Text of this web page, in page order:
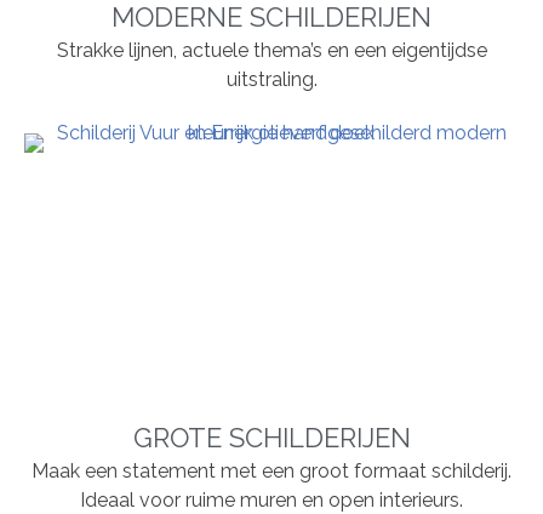
MODERNE SCHILDERIJEN
Strakke lijnen, actuele thema’s en een eigentijdse
uitstraling.
GROTE SCHILDERIJEN
Maak een statement met een groot formaat schilderij.
Ideaal voor ruime muren en open interieurs.